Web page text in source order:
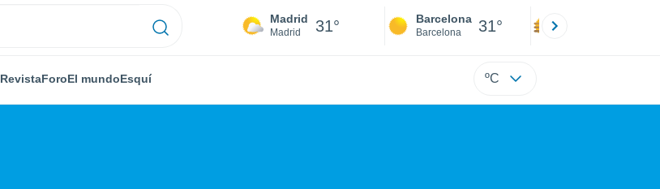
Madrid
Madrid 31° Barcelona
Barcelona 31°
RevistaForoEl mundoEsquí ºC